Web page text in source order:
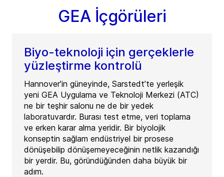
GEA İçgörüleri
Biyo-teknoloji için gerçeklerle
yüzleştirme kontrolü
Hannover’in güneyinde, Sarstedt’te yerleşik
yeni GEA Uygulama ve Teknoloji Merkezi (ATC)
ne bir teşhir salonu ne de bir yedek
laboratuvardır. Burası test etme, veri toplama
ve erken karar alma yeridir. Bir biyolojik
konseptin sağlam endüstriyel bir prosese
dönüşebilip dönüşemeyeceğinin netlik kazandığı
bir yerdir. Bu, göründüğünden daha büyük bir
adım.